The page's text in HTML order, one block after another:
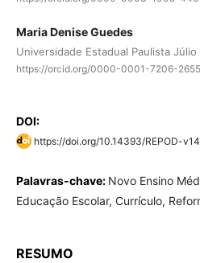
Maria Denise Guedes
Universidade Estadual Paulista
https://orcid.org/0000-0001-7206-2655
DOI:
https://doi.org/10.14393/REPOD-
Palavras-chave: Novo Ensino
Educação Escolar, Currículo,
RESUMO